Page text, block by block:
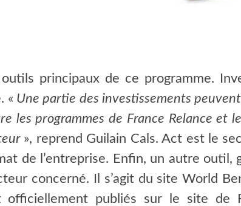
principaux de ce programme.
« Une partie des investissements
les programmes de France Relance et
», reprend Guilain Cals. Act est le
de l’entreprise. Enfin, un autre
concerné. Il s’agit du site World
officiellement publiés sur le site de